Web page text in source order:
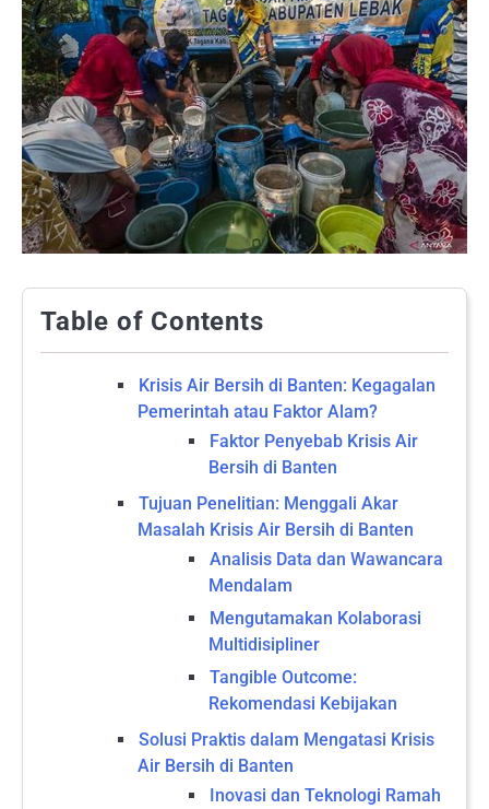
Table of Contents
Krisis Air Bersih di Banten: Kegagalan
Pemerintah atau Faktor Alam?
Faktor Penyebab Krisis Air
Bersih di Banten
Tujuan Penelitian: Menggali Akar
Masalah Krisis Air Bersih di Banten
Analisis Data dan Wawancara
Mendalam
Mengutamakan Kolaborasi
Multidisipliner
Tangible Outcome:
Rekomendasi Kebijakan
Solusi Praktis dalam Mengatasi Krisis
Air Bersih di Banten
Inovasi dan Teknologi Ramah